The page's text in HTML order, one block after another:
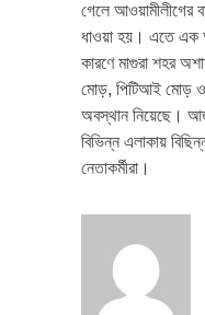
গেলে আওয়ামীলীগের
ধাওয়া হয়। এতে এক
কারণে মাগুরা শহর
মোড়, পিটিআই মোড় ও
অবস্থান নিয়েছে।
বিভিন্ন এলাকায়
নেতাকর্মীরা।